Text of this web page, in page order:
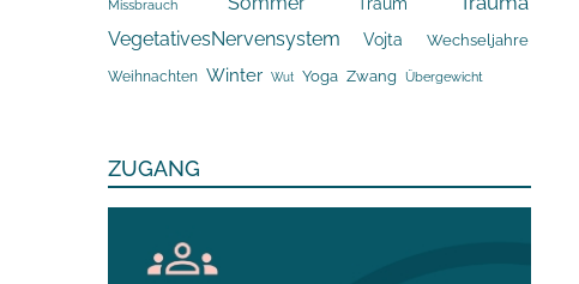
Missbrauch
VegetativesNervensystem Vojta Wechseljahre
Weihnachten Winter Wut Yoga Zwang Übergewicht
ZUGANG